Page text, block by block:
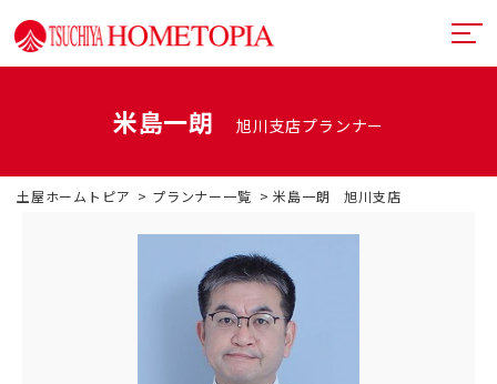
米島一朗 旭川支店プランナー
土屋ホームトピア プランナー一覧 米島一朗 旭川支店